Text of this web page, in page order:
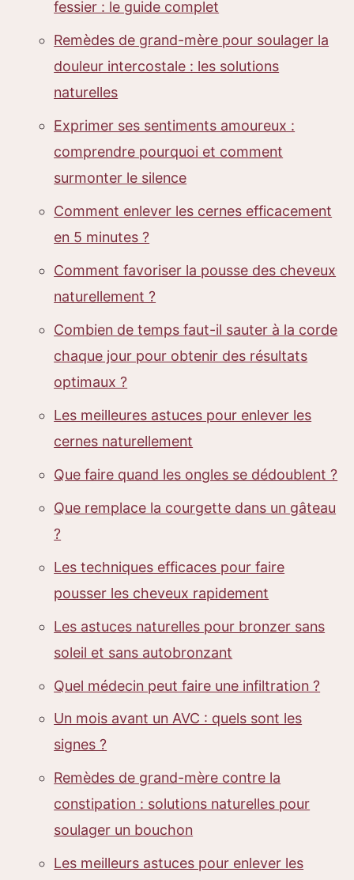
fessier : le guide complet
Remèdes de grand-mère pour soulager la
douleur intercostale : les solutions
naturelles
Exprimer ses sentiments amoureux :
comprendre pourquoi et comment
surmonter le silence
Comment enlever les cernes efficacement
en 5 minutes ?
Comment favoriser la pousse des cheveux
naturellement ?
Combien de temps faut-il sauter à la corde
chaque jour pour obtenir des résultats
optimaux ?
Les meilleures astuces pour enlever les
cernes naturellement
Que faire quand les ongles se dédoublent ?
Que remplace la courgette dans un gâteau
?
Les techniques efficaces pour faire
pousser les cheveux rapidement
Les astuces naturelles pour bronzer sans
soleil et sans autobronzant
Quel médecin peut faire une infiltration ?
Un mois avant un AVC : quels sont les
signes ?
Remèdes de grand-mère contre la
constipation : solutions naturelles pour
soulager un bouchon
Les meilleurs astuces pour enlever les